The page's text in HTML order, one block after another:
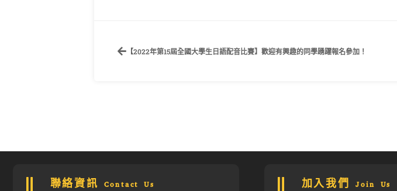
【2022年第15屆全國大學生日語配音比賽】歡迎有興趣的同學踴躍報名參加！
聯絡資訊 Contact Us 加入我們 Join Us